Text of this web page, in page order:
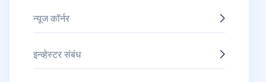
न्यूज कॉर्नर
इन्व्हेस्टर संबंध